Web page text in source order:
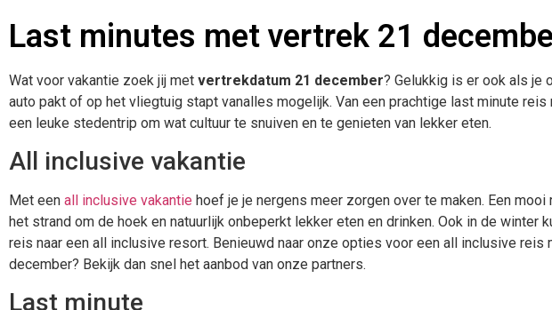
Last minutes met vertrek 21
Wat voor vakantie zoek jij met vertrekdatum 21 december? Gelukkig is er ook als je
auto pakt of op het vliegtuig stapt vanalles mogelijk. Van een prachtige last minute reis
een leuke stedentrip om wat cultuur te snuiven en te genieten van lekker eten.
All inclusive vakantie
Met een all inclusive vakantie hoef je je nergens meer zorgen over te maken. Een mooi
het strand om de hoek en natuurlijk onbeperkt lekker eten en drinken. Ook in de winter
reis naar een all inclusive resort. Benieuwd naar onze opties voor een all inclusive reis
december? Bekijk dan snel het aanbod van onze partners.
Last minute